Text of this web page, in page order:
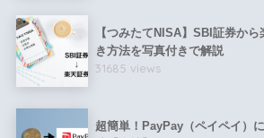
【つみたてNISA】SBI証券か
き方法を写真付きで解説
31685 views
超簡単！PayPay（ペイペイ）